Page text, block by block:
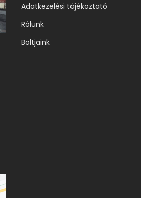
Adatkezelési tájékoztató
Rólunk
Boltjaink